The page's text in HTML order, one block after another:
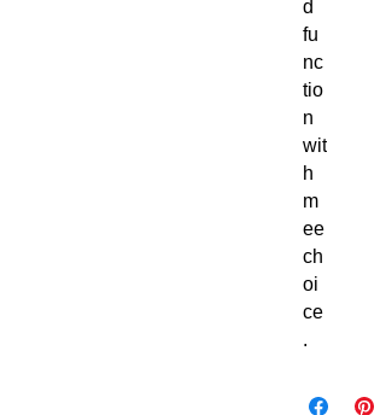
d
fu
nc
tio
n
wit
h
m
ee
ch
oi
ce
.